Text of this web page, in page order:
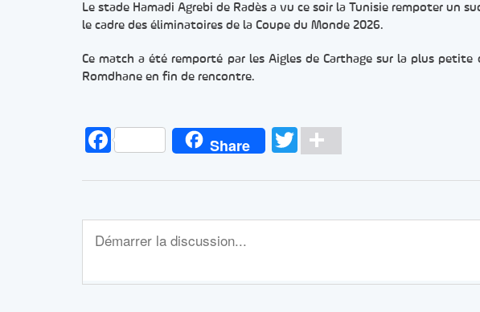
Le stade Hamadi Agrebi de Radès a vu ce soir la Tunisie rempoter un
le cadre des éliminatoires de la Coupe du Monde 2026.
Ce match a été remporté par les Aigles de Carthage sur la plus
Romdhane en fin de rencontre.
FacebookShare TwitterPartager